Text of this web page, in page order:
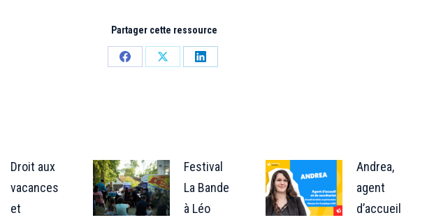
Partager cette ressource
PartagerPartagerPartager
Droit aux
vacances
et
Festival
La Bande
à Léo
Andrea,
agent
d’accueil